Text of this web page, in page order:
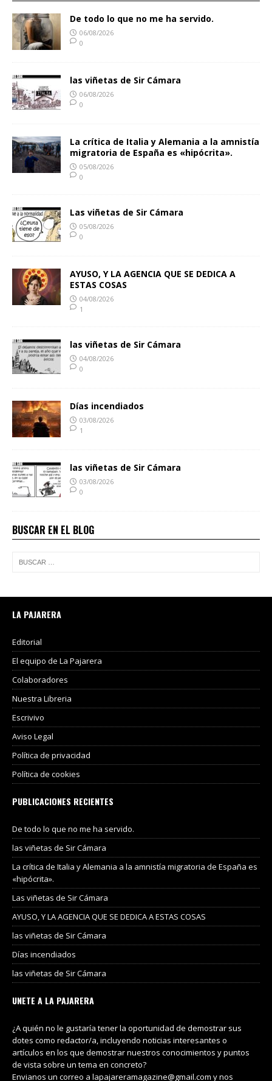
De todo lo que no me ha servido.
06/08/2026
0
las viñetas de Sir Cámara
06/08/2026
0
La crítica de Italia y Alemania a la amnistía
migratoria de España es «hipócrita».
05/08/2026
0
Las viñetas de Sir Cámara
05/08/2026
0
AYUSO, Y LA AGENCIA QUE SE DEDICA A
ESTAS COSAS
04/08/2026
1
las viñetas de Sir Cámara
04/08/2026
0
Días incendiados
03/08/2026
1
las viñetas de Sir Cámara
03/08/2026
0
BUSCAR EN EL BLOG
LA PAJARERA
Editorial
El equipo de La Pajarera
Colaboradores
Nuestra Libreria
Escrivivo
Aviso Legal
Política de privacidad
Política de cookies
PUBLICACIONES RECIENTES
De todo lo que no me ha servido.
las viñetas de Sir Cámara
La crítica de Italia y Alemania a la amnistía migratoria de España es
«hipócrita».
Las viñetas de Sir Cámara
AYUSO, Y LA AGENCIA QUE SE DEDICA A ESTAS COSAS
las viñetas de Sir Cámara
Días incendiados
las viñetas de Sir Cámara
UNETE A LA PAJARERA
¿A quién no le gustaría tener la oportunidad de demostrar sus
dotes como redactor/a, incluyendo noticias interesantes o
artículos en los que demostrar nuestros conocimientos y puntos
de vista sobre un tema en concreto?
Envianos un correo a lapajareramagazine@gmail.com y nos